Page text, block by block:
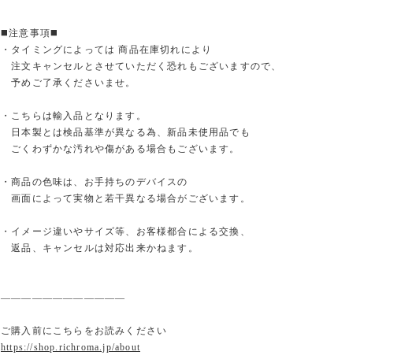
◼️注意事項◼️
・タイミングによっては 商品在庫切れにより
注文キャンセルとさせていただく恐れもございますので、
予めご了承くださいませ。
・こちらは輸入品となります。
日本製とは検品基準が異なる為、新品未使用品でも
ごくわずかな汚れや傷がある場合もございます。
・商品の色味は、お手持ちのデバイスの
画面によって実物と若干異なる場合がございます。
・イメージ違いやサイズ等、お客様都合による交換、
返品、キャンセルは対応出来かねます。
————————————
ご購入前にこちらをお読みください
https://shop.richroma.jp/about